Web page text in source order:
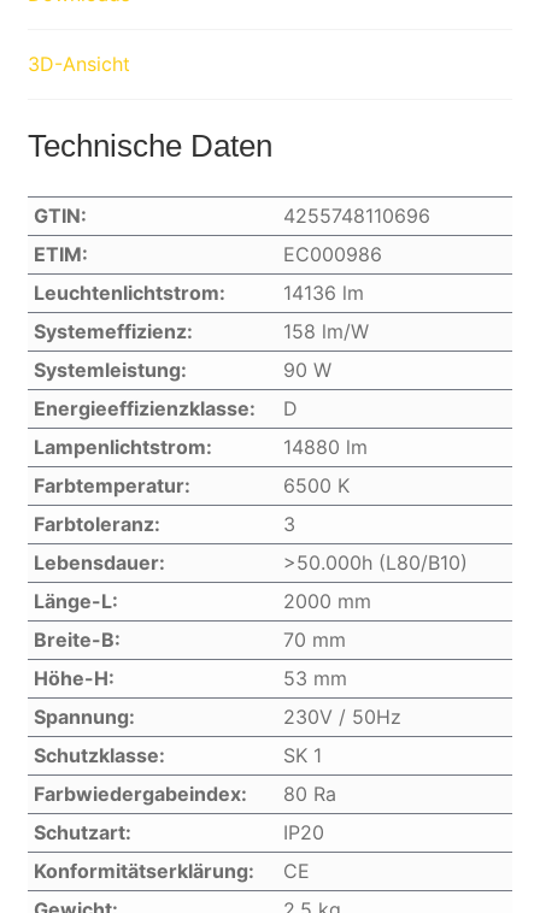
3D-Ansicht
Technische Daten
GTIN:
4255748110696
ETIM:
EC000986
Leuchtenlichtstrom:
14136 lm
Systemeffizienz:
158 lm/W
Systemleistung:
90 W
Energieeffizienzklasse:
D
Lampenlichtstrom:
14880 lm
Farbtemperatur:
6500 K
Farbtoleranz:
3
Lebensdauer:
>50.000h (L80/B10)
Länge-L:
2000 mm
Breite-B:
70 mm
Höhe-H:
53 mm
Spannung:
230V / 50Hz
Schutzklasse:
SK 1
Farbwiedergabeindex:
80 Ra
Schutzart:
IP20
Konformitätserklärung:
CE